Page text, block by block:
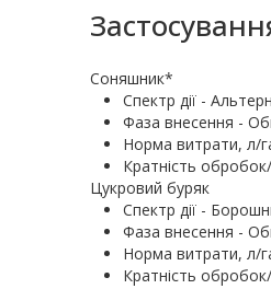
Соняшник*
Спектр дії -
Фаза внесення -
Норма витрати, л/
Кратність
Цукровий буряк
Спектр дії -
Фаза внесення -
Норма витрати, л/
Кратність